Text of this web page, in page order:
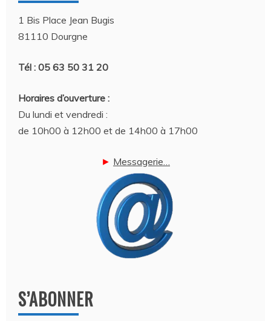
1 Bis Place Jean Bugis
81110 Dourgne
Tél : 05 63 50 31 20
Horaires d’ouverture :
Du lundi et vendredi :
de 10h00 à 12h00 et de 14h00 à 17h00
► Messagerie…
S’ABONNER